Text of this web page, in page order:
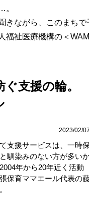
。
きながら、このまちで
福祉医療機構の＜
支援の輪。
2023/02/07
支援サービスは、一時保
馴染みのない方が多い
年から20年近く活動
保育ママエール代表の